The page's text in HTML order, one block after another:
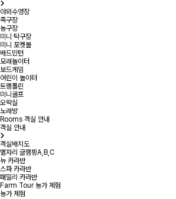
야외수영장
족구장
농구장
미니 탁구장
미니 포켓볼
배드민턴
모래놀이터
보드게임
어린이 놀이터
트램폴린
미니골프
오락실
노래방
Rooms 객실 안내
객실 안내
객실배치도
별자리 글램핑A,B,C
뉴 카라반
스파 카라반
패밀리 카라반
Farm Tour 농가 체험
농가 체험